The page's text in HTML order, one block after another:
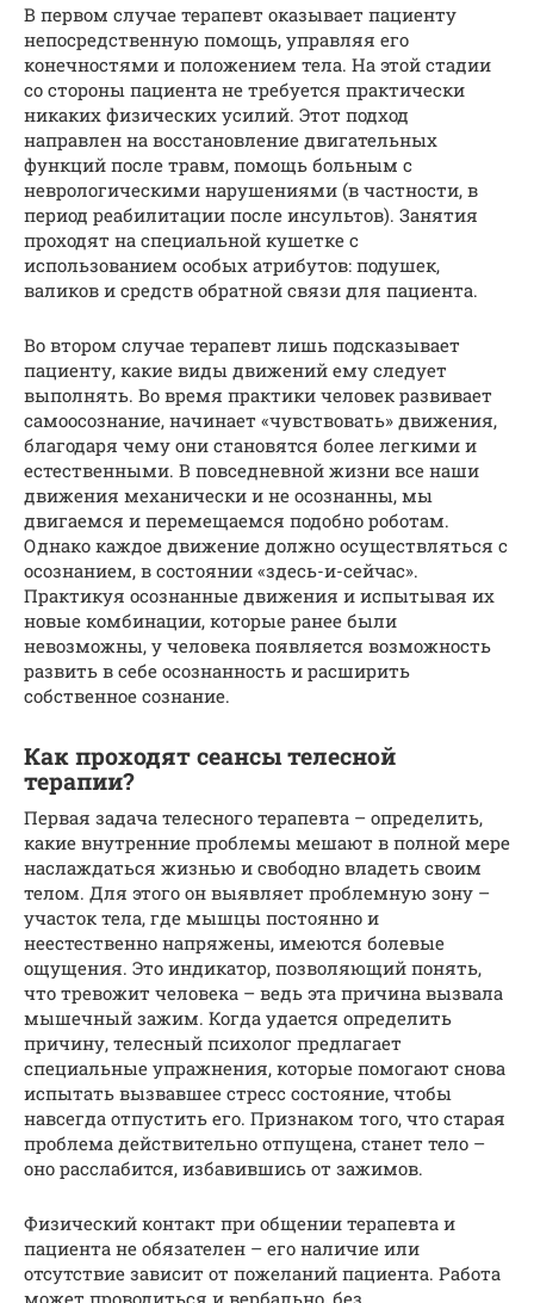
В первом случае терапевт оказывает пациенту
непосредственную помощь, управляя его
конечностями и положением тела. На этой стадии
со стороны пациента не требуется практически
никаких физических усилий. Этот подход
направлен на восстановление двигательных
функций после травм, помощь больным с
неврологическими нарушениями (в частности, в
период реабилитации после инсультов). Занятия
проходят на специальной кушетке с
использованием особых атрибутов: подушек,
валиков и средств обратной связи для пациента.
Во втором случае терапевт лишь подсказывает
пациенту, какие виды движений ему следует
выполнять. Во время практики человек развивает
самоосознание, начинает «чувствовать» движения,
благодаря чему они становятся более легкими и
естественными. В повседневной жизни все наши
движения механически и не осознанны, мы
двигаемся и перемещаемся подобно роботам.
Однако каждое движение должно осуществляться с
осознанием, в состоянии «здесь-и-сейчас».
Практикуя осознанные движения и испытывая их
новые комбинации, которые ранее были
невозможны, у человека появляется возможность
развить в себе осознанность и расширить
собственное сознание.
Как проходят сеансы телесной
терапии?
Первая задача телесного терапевта – определить,
какие внутренние проблемы мешают в полной мере
наслаждаться жизнью и свободно владеть своим
телом. Для этого он выявляет проблемную зону –
участок тела, где мышцы постоянно и
неестественно напряжены, имеются болевые
ощущения. Это индикатор, позволяющий понять,
что тревожит человека – ведь эта причина вызвала
мышечный зажим. Когда удается определить
причину, телесный психолог предлагает
специальные упражнения, которые помогают снова
испытать вызвавшее стресс состояние, чтобы
навсегда отпустить его. Признаком того, что старая
проблема действительно отпущена, станет тело –
оно расслабится, избавившись от зажимов.
Физический контакт при общении терапевта и
пациента не обязателен – его наличие или
отсутствие зависит от пожеланий пациента. Работа
может проводиться и вербально, без